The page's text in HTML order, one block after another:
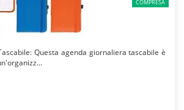
COMPRESA
Questa agenda giornaliera tascabile è